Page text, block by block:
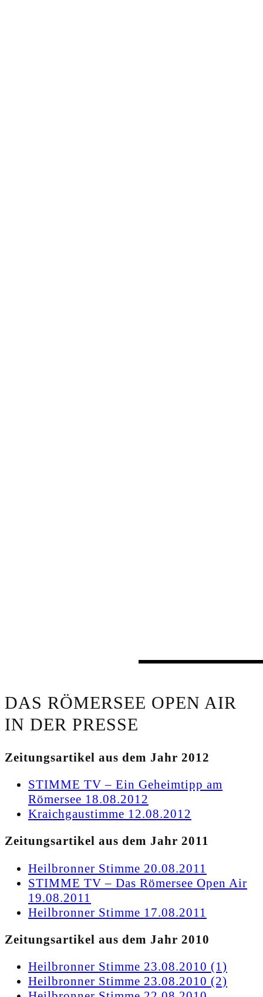
DAS RÖMERSEE OPEN AIR
IN DER PRESSE
Zeitungsartikel aus dem Jahr 2012
STIMME TV – Ein Geheimtipp am
Römersee 18.08.2012
Kraichgaustimme 12.08.2012
Zeitungsartikel aus dem Jahr 2011
Heilbronner Stimme 20.08.2011
STIMME TV – Das Römersee Open Air
19.08.2011
Heilbronner Stimme 17.08.2011
Zeitungsartikel aus dem Jahr 2010
Heilbronner Stimme 23.08.2010 (1)
Heilbronner Stimme 23.08.2010 (2)